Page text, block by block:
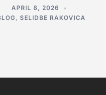
APRIL 8, 2026
,SELIDBE RAKOVICA